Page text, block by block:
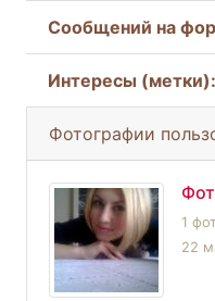
Cообщений на
Интересы (метки):
Фотографии
1
22